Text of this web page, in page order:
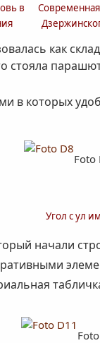
в
как
стояла
в которых
Foto
Угол с ул
начали